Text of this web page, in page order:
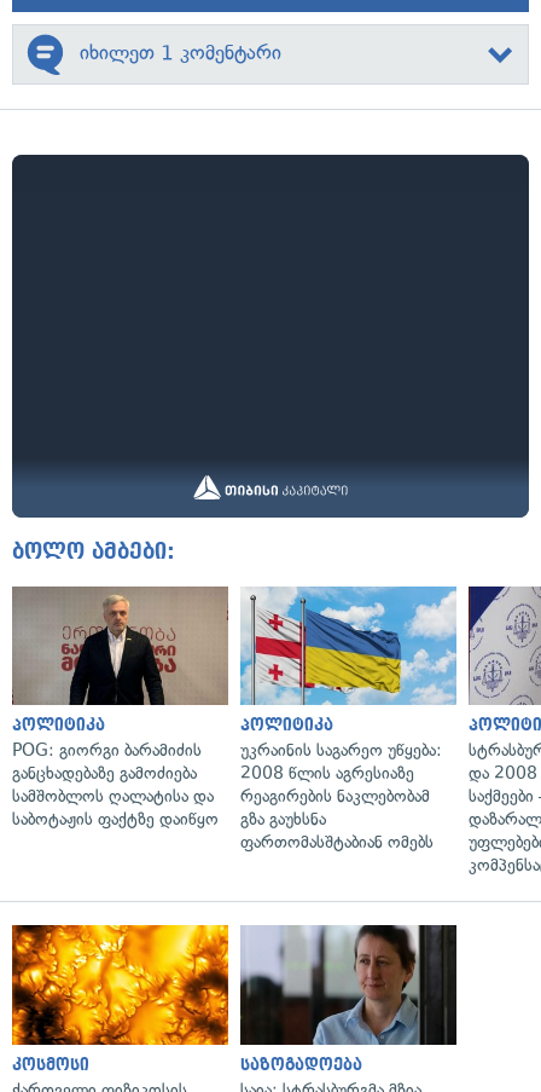
იხილეთ 1 კომენტარი
ბოლო ამბები:
პოლიტიკა
POG: გიორგი ბარამიძის
განცხადებაზე გამოძიება
სამშობლოს ღალატისა და
საბოტაჟის ფაქტზე დაიწყო
პოლიტიკა
უკრაინის საგარეო უწყება:
2008 წლის აგრესიაზე
რეაგირების ნაკლებობამ
გზა გაუხსნა
ფართომასშტაბიან ომებს
და 2008
კოსმოსი საზოგადოება